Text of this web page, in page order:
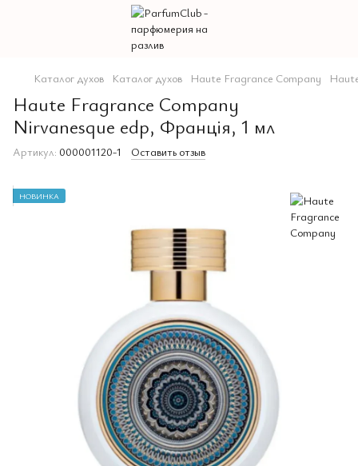
Каталог духов Каталог духов Haute Fragrance Company
Haute Fragrance Company
Nirvanesque edp, Франція, 1 мл
Артикул: 000001120-1 Оставить отзыв
НОВИНКА